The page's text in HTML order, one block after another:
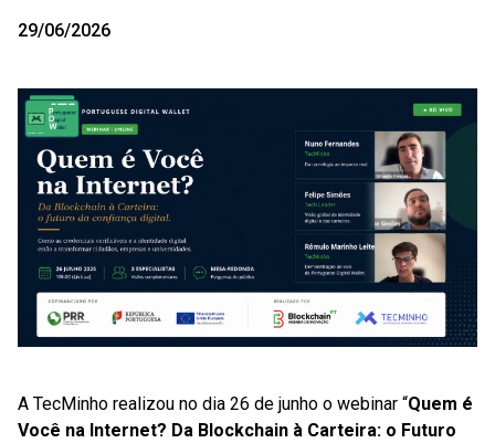
29/06/2026
A TecMinho realizou no dia 26 de junho o webinar “Quem é
Você na Internet? Da Blockchain à Carteira: o Futuro